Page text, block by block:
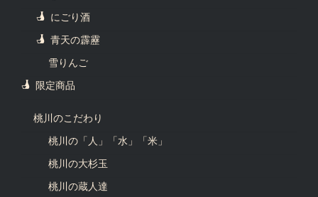
にごり酒
青天の霹靂
雪りんご
限定商品
桃川のこだわり
桃川の「人」「水」「米」
桃川の大杉玉
桃川の蔵人達